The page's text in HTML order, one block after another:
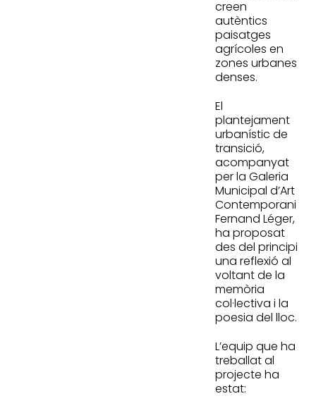
creen
autèntics
paisatges
agrícoles en
zones urbanes
denses.
El
plantejament
urbanístic de
transició,
acompanyat
per la Galeria
Municipal d’Art
Contemporani
Fernand Léger,
ha proposat
des del principi
una reflexió al
voltant de la
memòria
col·lectiva i la
poesia del lloc.
L’equip que ha
treballat al
projecte ha
estat: